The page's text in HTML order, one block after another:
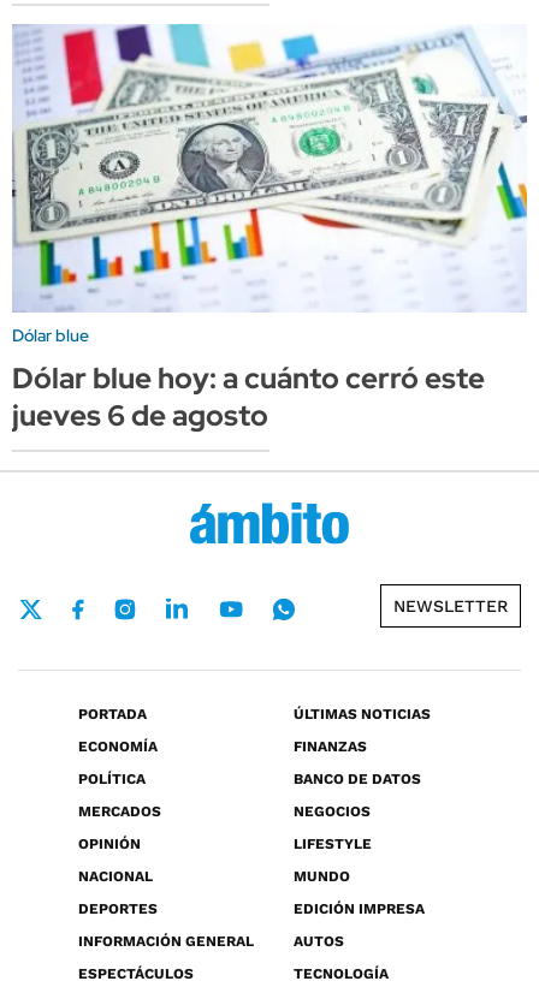
Dólar blue
Dólar blue hoy: a cuánto cerró este
jueves 6 de agosto
NEWSLETTER
PORTADA
ÚLTIMAS NOTICIAS
ECONOMÍA
FINANZAS
POLÍTICA
BANCO DE DATOS
MERCADOS
NEGOCIOS
OPINIÓN
LIFESTYLE
NACIONAL
MUNDO
DEPORTES
EDICIÓN IMPRESA
INFORMACIÓN GENERAL
AUTOS
ESPECTÁCULOS
TECNOLOGÍA